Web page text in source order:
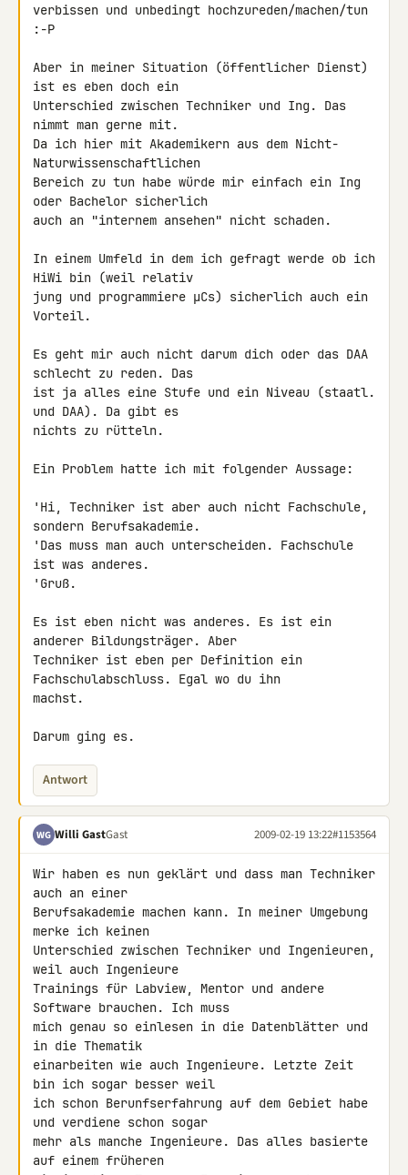
verbissen und unbedingt hochzureden/machen/tun
:-P
Aber in meiner Situation (öffentlicher Dienst)
ist es eben doch ein
Unterschied zwischen Techniker und Ing. Das
nimmt man gerne mit.
Da ich hier mit Akademikern aus dem Nicht-
Naturwissenschaftlichen
Bereich zu tun habe würde mir einfach ein Ing
oder Bachelor sicherlich
auch an "internem ansehen" nicht schaden.
In einem Umfeld in dem ich gefragt werde ob ich
HiWi bin (weil relativ
jung und programmiere µCs) sicherlich auch ein
Vorteil.
Es geht mir auch nicht darum dich oder das DAA
schlecht zu reden. Das
ist ja alles eine Stufe und ein Niveau (staatl.
und DAA). Da gibt es
nichts zu rütteln.
Ein Problem hatte ich mit folgender Aussage:
'Hi, Techniker ist aber auch nicht Fachschule,
sondern Berufsakademie.
'Das muss man auch unterscheiden. Fachschule
ist was anderes.
'Gruß.
Es ist eben nicht was anderes. Es ist ein
anderer Bildungsträger. Aber
Techniker ist eben per Definition ein
Fachschulabschluss. Egal wo du ihn
machst.
Darum ging es.
Antwort
WG Willi GastGast 2009-02-19 13:22#1153564
Wir haben es nun geklärt und dass man Techniker
auch an einer
Berufsakademie machen kann. In meiner Umgebung
merke ich keinen
Unterschied zwischen Techniker und Ingenieuren,
weil auch Ingenieure
Trainings für Labview, Mentor und andere
Software brauchen. Ich muss
mich genau so einlesen in die Datenblätter und
in die Thematik
einarbeiten wie auch Ingenieure. Letzte Zeit
bin ich sogar besser weil
ich schon Berunfserfahrung auf dem Gebiet habe
und verdiene schon sogar
mehr als manche Ingenieure. Das alles basierte
auf einem früheren